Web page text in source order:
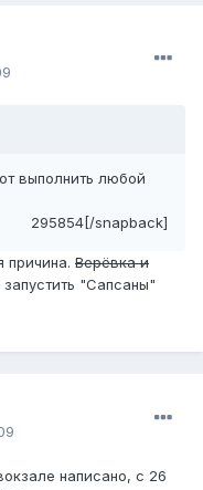
выполнить любой
295854[/snapback]
причина. Верёвка и
запустить "Сапсаны"
написано, с 26